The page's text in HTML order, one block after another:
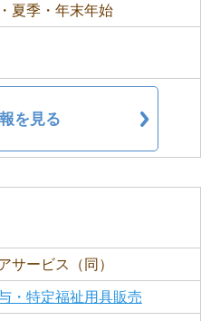
夏季・年末年始
を見る
サービス（同）
・特定福祉用具販売